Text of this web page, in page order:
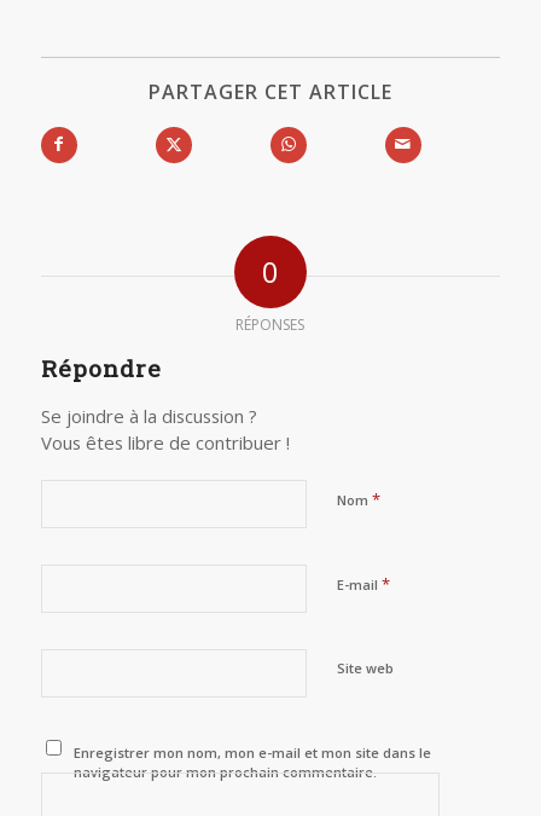
PARTAGER CET ARTICLE
0
RÉPONSES
Répondre
Se joindre à la discussion ?
Vous êtes libre de contribuer !
Nom *
E-mail *
Site web
Enregistrer mon nom, mon e-mail et mon site dans le
navigateur pour mon prochain commentaire.